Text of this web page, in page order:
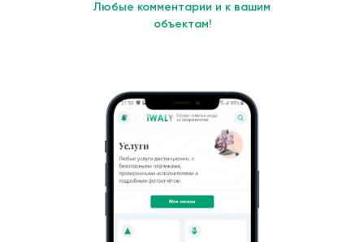
Любые комментарии и к вашим
объектам!